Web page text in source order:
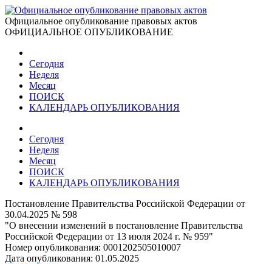
Официальное опубликование правовых актов
ОФИЦИАЛЬНОЕ ОПУБЛИКОВАНИЕ
Сегодня
Неделя
Месяц
ПОИСК
КАЛЕНДАРЬ ОПУБЛИКОВАНИЯ
Сегодня
Неделя
Месяц
ПОИСК
КАЛЕНДАРЬ ОПУБЛИКОВАНИЯ
Постановление Правительства Российской Федерации от
30.04.2025 № 598
"О внесении изменений в постановление Правительства
Российской Федерации от 13 июля 2024 г. № 959"
Номер опубликования: 0001202505010007
Дата опубликования: 01.05.2025